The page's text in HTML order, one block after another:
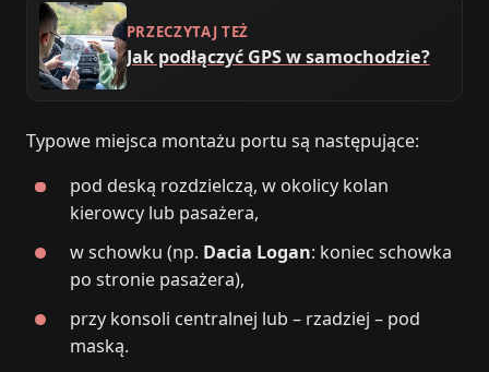
PRZECZYTAJ TEŻ
Jak podłączyć GPS w samochodzie?
Typowe miejsca montażu portu są następujące:
pod deską rozdzielczą, w okolicy kolan
kierowcy lub pasażera,
w schowku (np. Dacia Logan: koniec schowka
po stronie pasażera),
przy konsoli centralnej lub – rzadziej – pod
maską.